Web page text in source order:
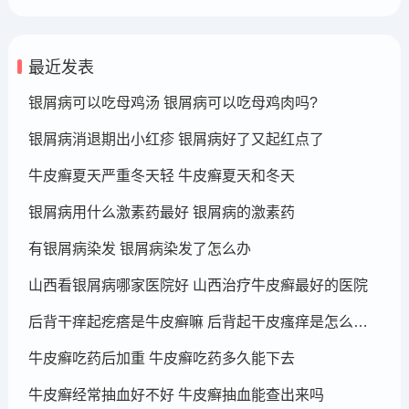
最近发表
银屑病可以吃母鸡汤 银屑病可以吃母鸡肉吗?
银屑病消退期出小红疹 银屑病好了又起红点了
牛皮癣夏天严重冬天轻 牛皮癣夏天和冬天
银屑病用什么激素药最好 银屑病的激素药
有银屑病染发 银屑病染发了怎么办
山西看银屑病哪家医院好 山西治疗牛皮癣最好的医院
后背干痒起疙瘩是牛皮癣嘛 后背起干皮瘙痒是怎么回事
牛皮癣吃药后加重 牛皮癣吃药多久能下去
牛皮癣经常抽血好不好 牛皮癣抽血能查出来吗